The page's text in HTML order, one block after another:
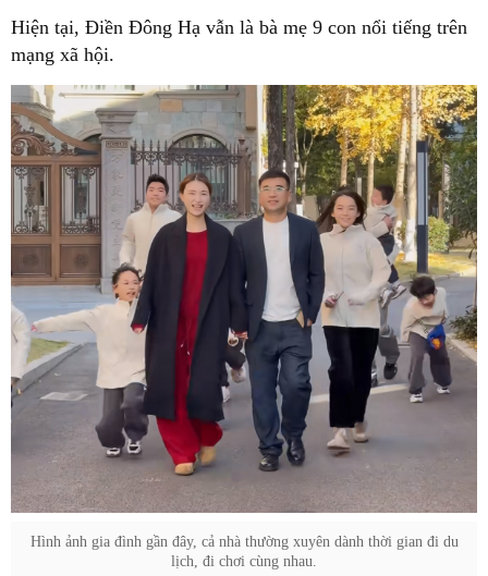
Hiện tại, Điền Đông Hạ vẫn là bà mẹ 9 con nổi tiếng trên
mạng xã hội.
Hình ảnh gia đình gần đây, cả nhà thường xuyên dành thời gian đi du
lịch, đi chơi cùng nhau.